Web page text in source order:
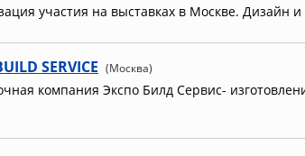
участия на выставках в Москве. Дизайн
SERVICE (Москва)
компания Экспо Билд Сервис-